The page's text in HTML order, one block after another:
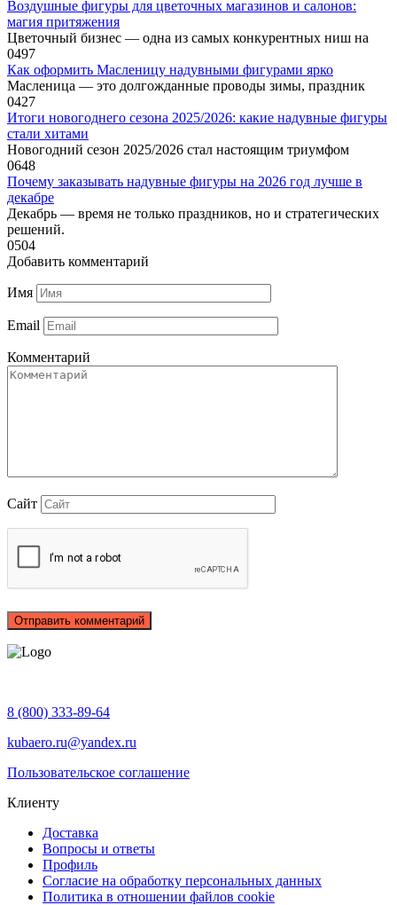
Воздушные фигуры для цветочных магазинов и салонов:
магия притяжения
Цветочный бизнес — одна из самых конкурентных ниш на
0497
Как оформить Масленицу надувными фигурами ярко
Масленица — это долгожданные проводы зимы, праздник
0427
Итоги новогоднего сезона 2025/2026: какие надувные фигуры
стали хитами
Новогодний сезон 2025/2026 стал настоящим триумфом
0648
Почему заказывать надувные фигуры на 2026 год лучше в
декабре
Декабрь — время не только праздников, но и стратегических
решений.
0504
Добавить комментарий
Имя
Email
Комментарий
Сайт
8 (800) 333-89-64
kubaero.ru@yandex.ru
Пользовательское соглашение
Клиенту
Доставка
Вопросы и ответы
Профиль
Согласие на обработку персональных данных
Политика в отношении файлов cookie